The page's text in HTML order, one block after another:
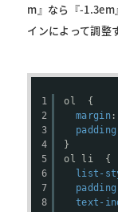
m』なら『-
インによって調整
1
2
3
4
5
6
7
8
ol  {
margin :
padding
}
ol li  {
list-
text-